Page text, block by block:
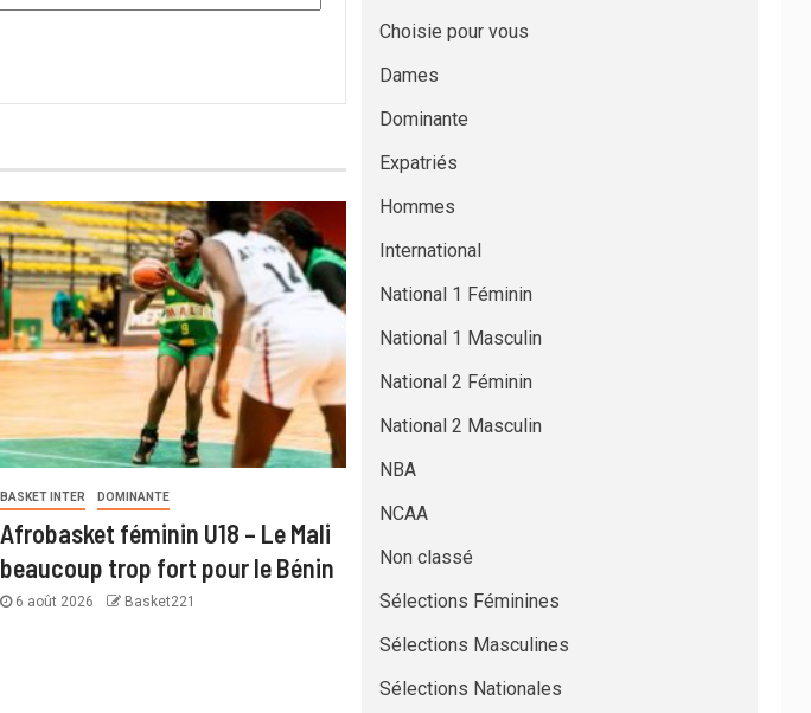
BASKET INTER DOMINANTE
Afrobasket féminin U18 – Le Mali
beaucoup trop fort pour le Bénin
6 août 2026 Basket221
Choisie pour vous
Dames
Dominante
Expatriés
Hommes
International
National 1 Féminin
National 1 Masculin
National 2 Féminin
National 2 Masculin
NBA
NCAA
Non classé
Sélections Féminines
Sélections Masculines
Sélections Nationales